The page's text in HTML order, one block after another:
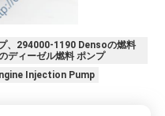
、294000-1190 Densoの燃料
ディーゼル燃料 ポンプ
Injection Pump